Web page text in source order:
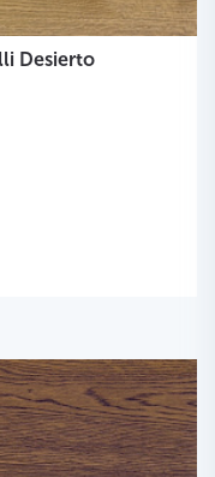
Desierto